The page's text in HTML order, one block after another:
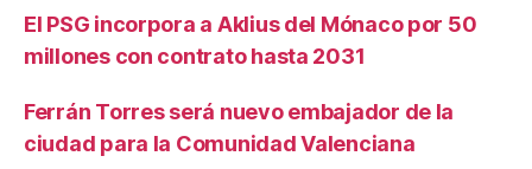
El PSG incorpora a Aklius del Mónaco por 50
millones con contrato hasta 2031
Ferrán Torres será nuevo embajador de la
ciudad para la Comunidad Valenciana